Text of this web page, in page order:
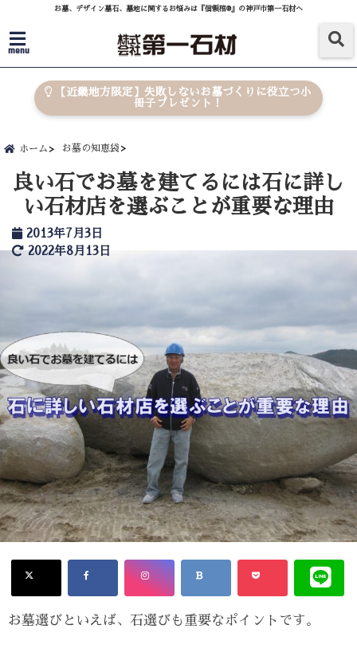
お墓、デザイン墓石、墓地に関するお悩みは『信頼棺®』の神戸市第一石材へ
menu
【近畿地方限定】失敗しないお墓づくりに役立つ小
冊子プレゼント！
ホーム お墓の知恵袋
良い石でお墓を建てるには石に詳し
い石材店を選ぶことが重要な理由
2013年7月3日
2022年8月13日
お墓選びといえば、石選びも重要なポイントです。